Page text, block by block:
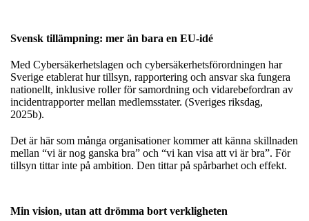
Svensk tillämpning: mer än bara en EU-idé
Med Cybersäkerhetslagen och cybersäkerhetsförordningen har
Sverige etablerat hur tillsyn, rapportering och ansvar ska fungera
nationellt, inklusive roller för samordning och vidarebefordran av
incidentrapporter mellan medlemsstater. (Sveriges riksdag,
2025b).
Det är här som många organisationer kommer att känna skillnaden
mellan “vi är nog ganska bra” och “vi kan visa att vi är bra”. För
tillsyn tittar inte på ambition. Den tittar på spårbarhet och effekt.
Min vision, utan att drömma bort verkligheten